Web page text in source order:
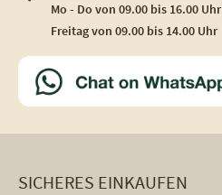
Mo - Do von 09.00 bis 16.00 Uhr
Freitag von 09.00 bis 14.00 Uhr
SICHERES EINKAUFEN